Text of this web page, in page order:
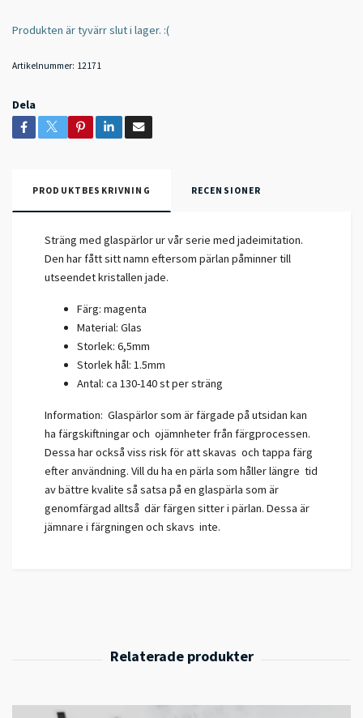
Produkten är tyvärr slut i lager. :(
Artikelnummer: 12171
Dela
PRODUKTBESKRIVNING RECENSIONER
Sträng med glaspärlor ur vår serie med jadeimitation.
Den har fått sitt namn eftersom pärlan påminner till
utseendet kristallen jade.
Färg: magenta
Material: Glas
Storlek: 6,5mm
Storlek hål: 1.5mm
Antal: ca 130-140 st per sträng
Information: Glaspärlor som är färgade på utsidan kan
ha färgskiftningar och ojämnheter från färgprocessen.
Dessa har också viss risk för att skavas och tappa färg
efter användning. Vill du ha en pärla som håller längre tid
av bättre kvalite så satsa på en glaspärla som är
genomfärgad alltså där färgen sitter i pärlan. Dessa är
jämnare i färgningen och skavs inte.